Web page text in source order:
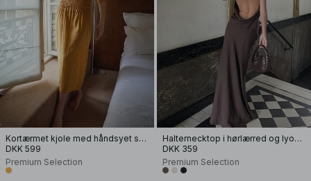
Kortærmet kjole med håndsyet smock
DKK 599
Premium Selection
Halternecktop i hørlærred og lyocellblanding
DKK 359
Premium Selection